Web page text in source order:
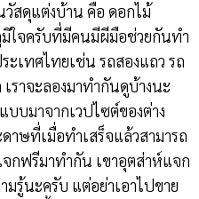
สดุแต่งบ้าน คือ ดอกไม้
ใจครับที่มีคนมีผีมือช่วยกันทำ
เทศไทยเช่น รถสองแถว รถ
ราจะลองมาทำกันดูบ้างนะ
บมาจากเวปไซต์ของต่าง
าษที่เมื่อทำเสร็จแล้วสามารถ
กฟรีมาทำกัน เขาอุตส่าห์แจก
รู้นะครับ แต่อย่าเอาไปขาย